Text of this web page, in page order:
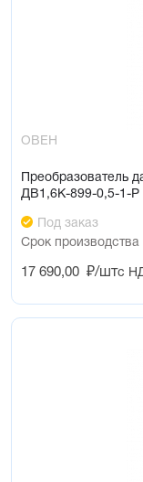
ОВЕН
Преобразователь
ДВ1,6К-899-0,5-1-Р
Под заказ
Срок производства
17 690,00 ₽/штс